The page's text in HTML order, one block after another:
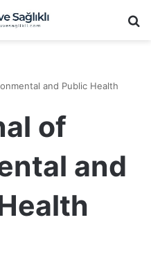
and Public Health
of
and